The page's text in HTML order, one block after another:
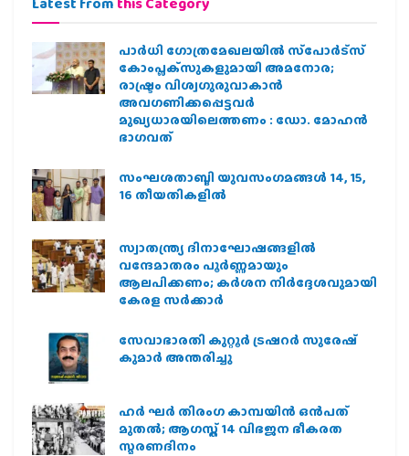
പാര്‍ധി ഗോത്രമേഖലയില്‍ സ്‌പോര്‍ട്‌സ്
കോംപ്ലക്‌സുകളുമായി അമനോര;
രാഷ്ട്രം വിശ്വഗുരുവാകാന്‍
അവഗണിക്കപ്പെട്ടവര്‍
മുഖ്യധാരയിലെത്തണം : ഡോ. മോഹന്‍
ഭാഗവത്
സംഘശതാബ്ദി യുവസംഗമങ്ങള്‍ 14, 15,
16 തീയതികളില്‍
സ്വാതന്ത്ര്യ ദിനാഘോഷങ്ങളിൽ
വന്ദേമാതരം പൂർണ്ണമായും
ആലപിക്കണം; കർശന നിർദ്ദേശവുമായി
കേരള സർക്കാർ
സേവാഭാരതി കുറ്റൂർ ട്രഷറർ സുരേഷ്
കുമാർ അന്തരിച്ചു
ഹര്‍ ഘര്‍ തിരംഗ കാമ്പയിന്‍ ഒന്‍പത്
മുതല്‍; ആഗസ്ത് 14 വിഭജന ഭീകരത
സ്മരണദിനം